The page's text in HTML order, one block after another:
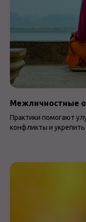
Межличностные
Практики помогают
конфликты и